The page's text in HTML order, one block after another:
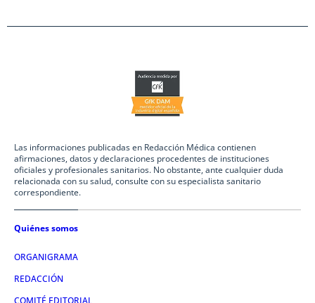
Las informaciones publicadas en Redacción Médica contienen
afirmaciones, datos y declaraciones procedentes de instituciones
oficiales y profesionales sanitarios. No obstante, ante cualquier duda
relacionada con su salud, consulte con su especialista sanitario
correspondiente.
Quiénes somos
ORGANIGRAMA
REDACCIÓN
COMITÉ EDITORIAL